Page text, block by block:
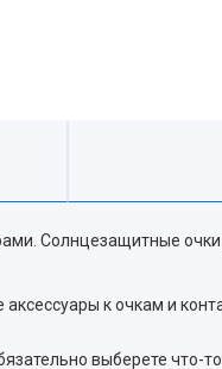
Солнцезащитные
к очкам и
выберете что-